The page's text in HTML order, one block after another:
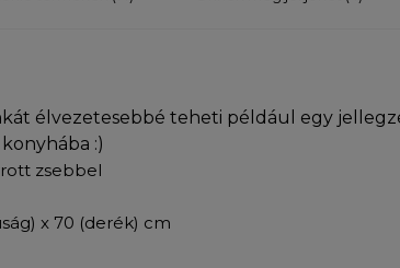
élvezetesebbé teheti például egy
:)
zsebbel
x 70 (derék) cm